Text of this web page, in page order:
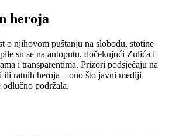
heroja
o njihovom puštanju na slobodu, stotine
su se na autoputu, dočekujući Zulića i
i transparentima. Prizori podsjećaju na
ili ratnih heroja – ono što javni mediji
podržala.